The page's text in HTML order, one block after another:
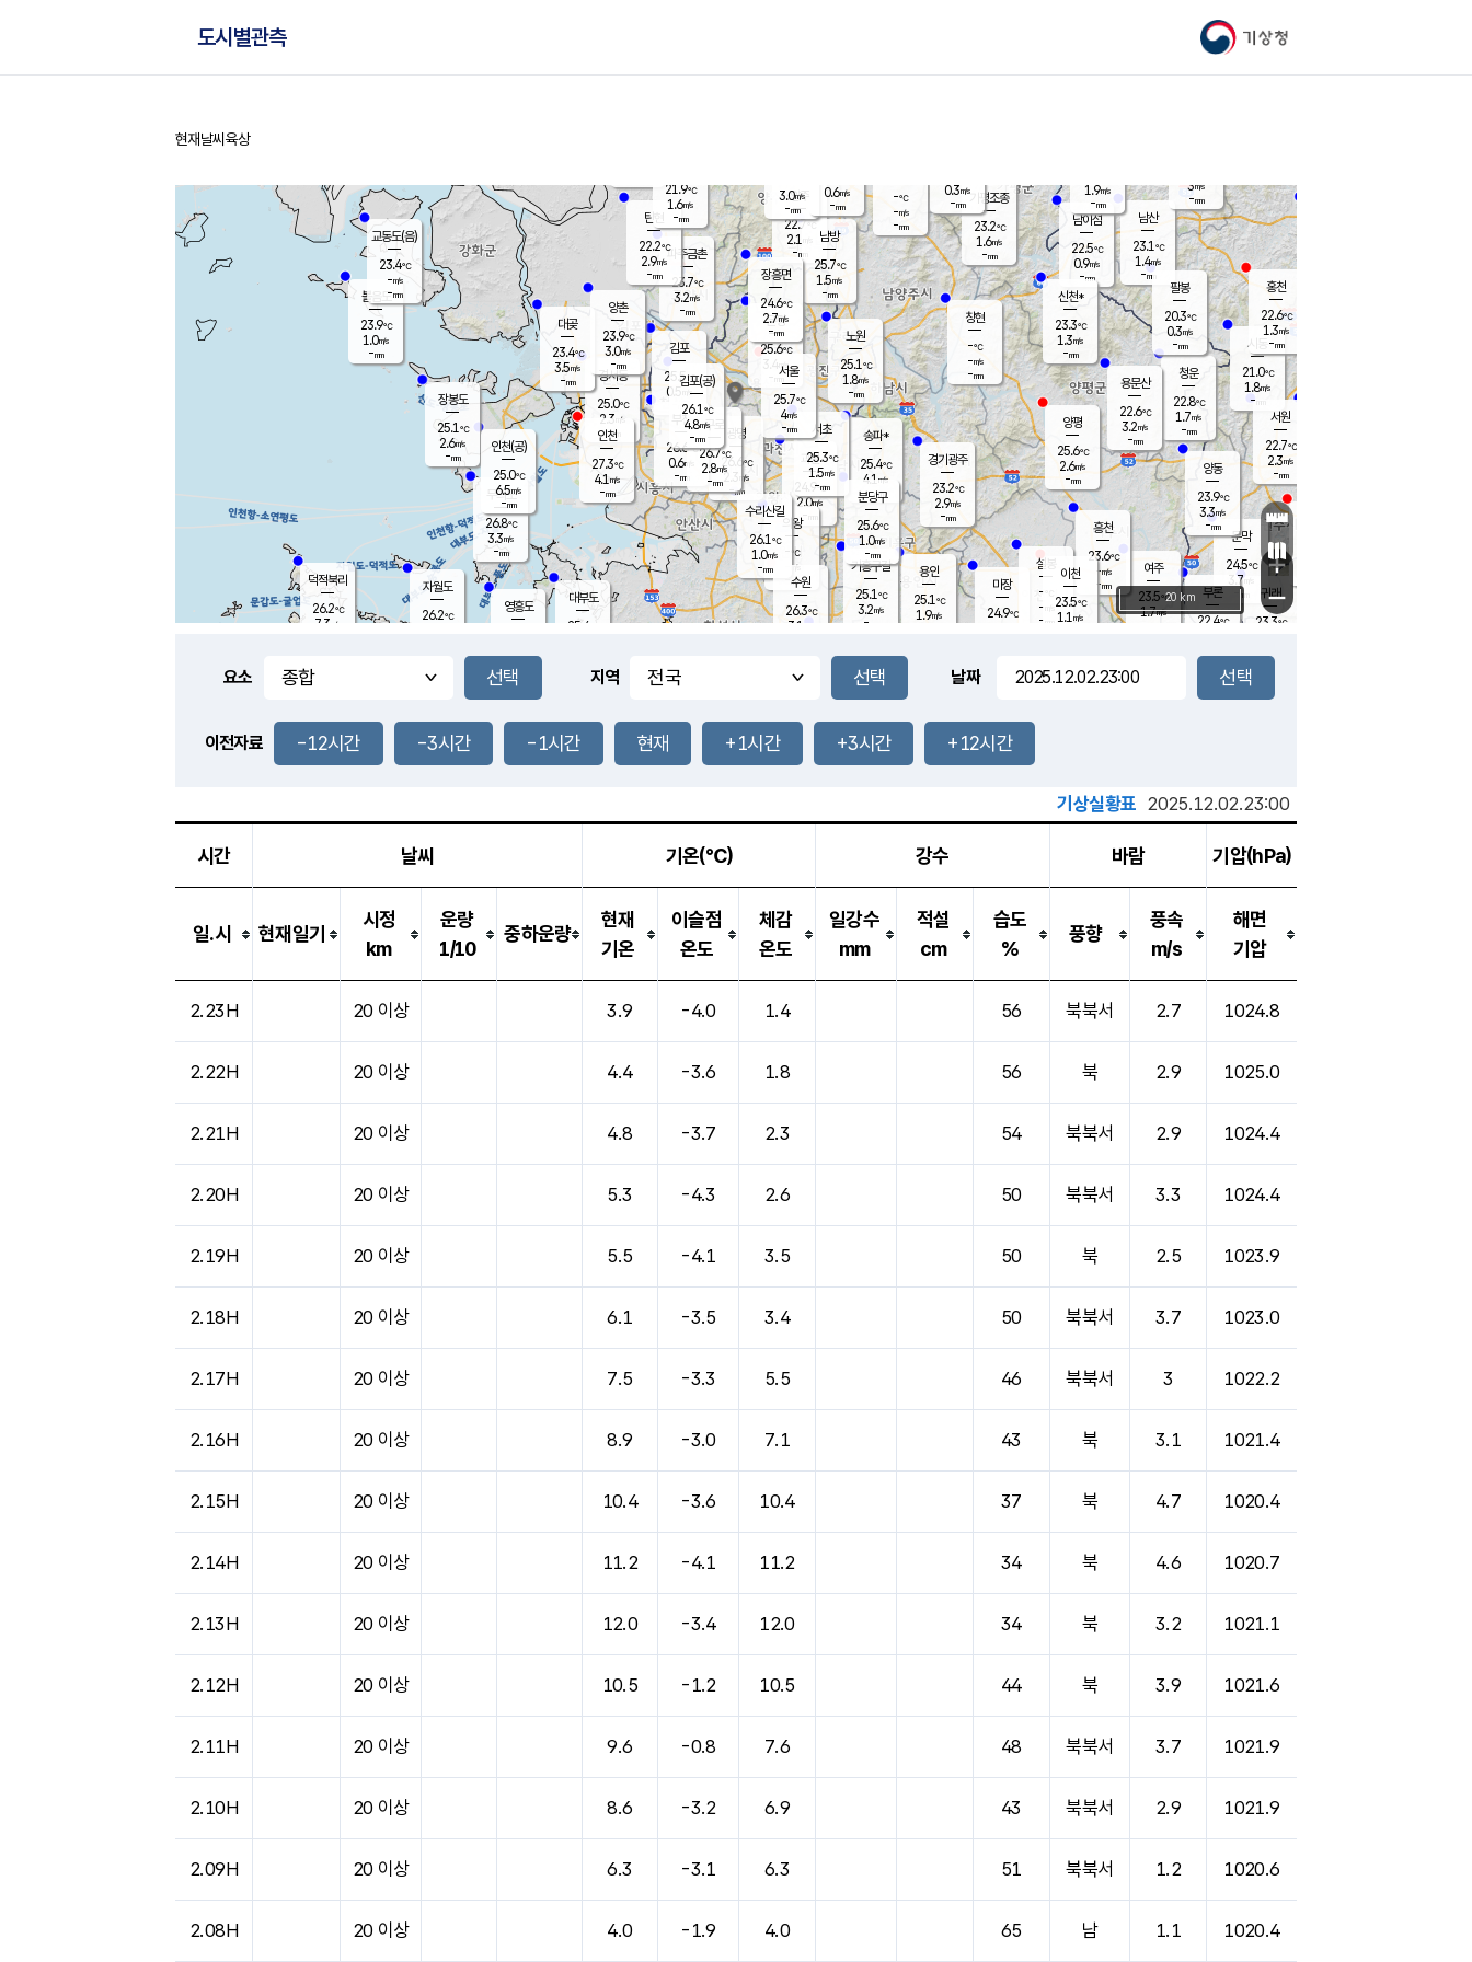
기상청
도시별관측
홈
현재날씨 육상
풍도
2.7m/s
문막
24.5℃
3.7m/s
mm
남이섬
22.5℃
0.9m/s
-mm
무의도
26.8℃
3.3m/s
-mm
영흥도
볼음도
23.9℃
1.0m/s
-mm
자월도
26.2℃
양주
22.7℃
2.1
-mm
부론
22.4℃
과천
24.9℃
2.0m/s
- mm
남산
23.1℃
1.4m/s
-mm
장봉도
25.1℃
2.6m/s
-mm
-mm
청운
22.8℃
1.7m/s
-mm
팔봉
20.3℃
0.3m/s
-mm
-mm
용인
25.1℃
1.9m/s
여주
23.5℃
1.7m/s
양동
23.9℃
3.3m/s
-mm
경기광주
23.2℃
2.9m/s
-mm
장호원
1.9m/s
-mm
25.0
℃
대부도
25.4
-
경서동
25.0℃
2.3 m/s
-mm
파주금촌
23.7℃
3.2m/s
-mm
가평조종
23.2℃
1.6m/s
-mm
-℃
-m/s
-mm
대곶
23.4℃
3.5m/s
-mm
신천*
23.3℃
1.3m/s
-mm
창현
-℃
-m/s
-mm
탄현
22.2℃
2.9m/s
-mm
0.3m/s
-mm
25.3℃
0.5m/s
-mm
흥천
23.6℃
-m/s
-mm
마장
24.9℃
의왕
- ℃
m/s
mm
김포
25.5℃
0.5 m/s
mm
설봉
-
-m/s
- mm
광명
26.6 ℃
2.3 m/s
-mm
부천
26.6℃
0.6m/s
-mm
-mm
양촌
23.9℃
3.0m/s
-mm
구로
26.7℃
2.8m/s
-mm
은평
25.6℃
3.4 m/s
- mm
노원
25.1℃
1.8m/s
-mm
송파*
25.4℃
4.1 m/s
-mm
서초
25.3℃
1.5m/s
-mm
남방
25.7℃
1.5m/s
-mm
기흥구갈
25.1℃
3.2m/s
-
수리산길
26.1℃
1.0m/s
-mm
분당구
25.6℃
1.0m/s
-mm
장흥면
24.6℃
2.7m/s
-mm
3.0m/s
-mm
시동
21.0℃
1.8m/s
- mm
귀래
23.3℃
서원
22.7℃
2.3m/s
-mm
용문산
22.6℃
3.2m/s
-mm
덕적북리
26.2℃
7.3 m/s
인천(공)
25.0℃
6.5m/s
-mm
김포(공)
26.1℃
4.8m/s
-mm
교동도(음)
23.4℃
-m/s
-mm
홍천
22.6℃
1.3m/s
-mm
이천
23.5℃
1.1 m/s
양평
25.6℃
2.6m/s
-mm
수원
26.3℃
3.1 m/s
인천
27.3℃
4.1 m/s
-mm
서울
25.7℃
4m/s
-mm
3m/s
-mm
21.9℃
1.6m/s
-mm
0.6m/s
-mm
+
−
20 km
요소 지역 날짜
이전자료 -12시간 -3시간 -1시간 현재 +1시간 +3시간 +12시간
기상실황표 2025.12.02.23:00
시간 날씨 기온(℃) 강수 바람 기압(hPa)
일.시 현재일기
시정
km
운량
1/10
중하운량
현재
기온
이슬점
온도
체감
온도
일강수
mm
적설
cm
습도
%
풍향
풍속
m/s
해면
기압
2.23H 20 이상 3.9 -4.0 1.4 56 북북서 2.7 1024.8
2.22H 20 이상 4.4 -3.6 1.8 56 북 2.9 1025.0
2.21H 20 이상 4.8 -3.7 2.3 54 북북서 2.9 1024.4
2.20H 20 이상 5.3 -4.3 2.6 50 북북서 3.3 1024.4
2.19H 20 이상 5.5 -4.1 3.5 50 북 2.5 1023.9
2.18H 20 이상 6.1 -3.5 3.4 50 북북서 3.7 1023.0
2.17H 20 이상 7.5 -3.3 5.5 46 북북서 3 1022.2
2.16H 20 이상 8.9 -3.0 7.1 43 북 3.1 1021.4
2.15H 20 이상 10.4 -3.6 10.4 37 북 4.7 1020.4
2.14H 20 이상 11.2 -4.1 11.2 34 북 4.6 1020.7
2.13H 20 이상 12.0 -3.4 12.0 34 북 3.2 1021.1
2.12H 20 이상 10.5 -1.2 10.5 44 북 3.9 1021.6
2.11H 20 이상 9.6 -0.8 7.6 48 북북서 3.7 1021.9
2.10H 20 이상 8.6 -3.2 6.9 43 북북서 2.9 1021.9
2.09H 20 이상 6.3 -3.1 6.3 51 북북서 1.2 1020.6
2.08H 20 이상 4.0 -1.9 4.0 65 남 1.1 1020.4